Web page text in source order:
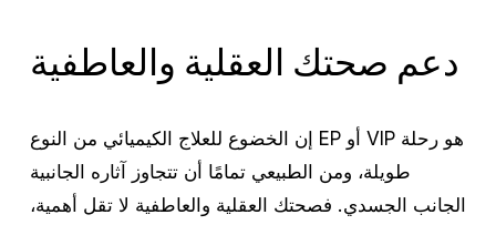
دعم صحتك العقلية والعاطفية
إن الخضوع للعلاج الكيميائي من النوع EP أو VIP هو رحلة
طويلة، ومن الطبيعي تمامًا أن تتجاوز آثاره الجانبية
الجانب الجسدي. فصحتك العقلية والعاطفية لا تقل أهمية،